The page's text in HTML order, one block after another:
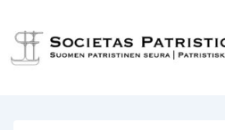
Siirry
pääsisältöön